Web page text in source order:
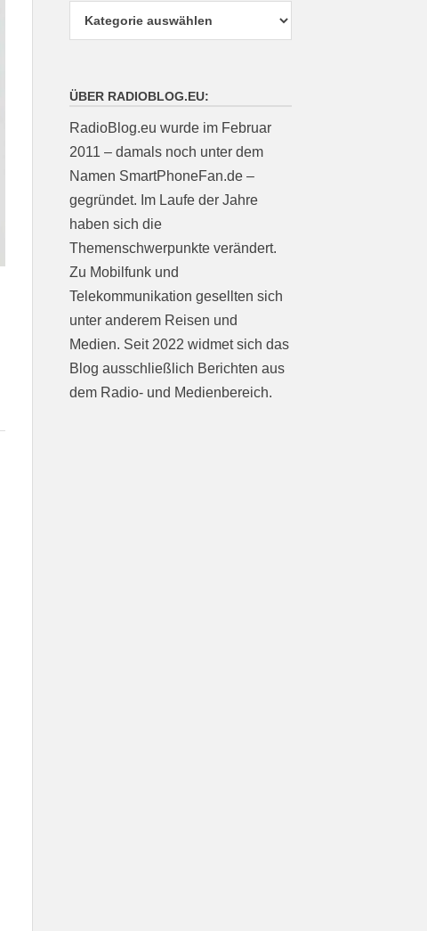
ÜBER RADIOBLOG.EU:
RadioBlog.eu wurde im Februar
2011 – damals noch unter dem
Namen SmartPhoneFan.de –
gegründet. Im Laufe der Jahre
haben sich die
Themenschwerpunkte verändert.
Zu Mobilfunk und
Telekommunikation gesellten sich
unter anderem Reisen und
Medien. Seit 2022 widmet sich das
Blog ausschließlich Berichten aus
dem Radio- und Medienbereich.